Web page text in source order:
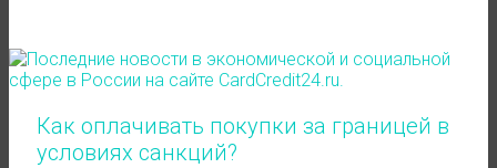
Как оплачивать покупки за границей в
условиях санкций?